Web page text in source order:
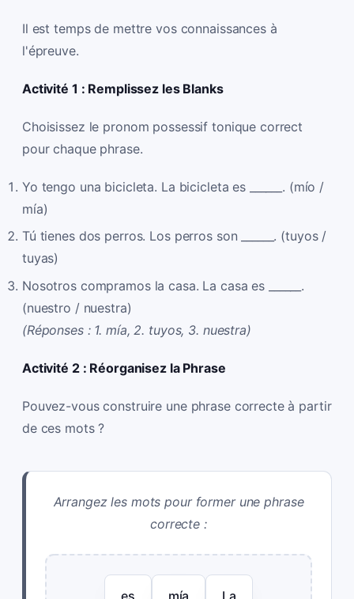
Il est temps de mettre vos connaissances à
l'épreuve.
Activité 1 : Remplissez les Blanks
Choisissez le pronom possessif tonique correct
pour chaque phrase.
Yo tengo una bicicleta. La bicicleta es ______. (mío /
mía)
Tú tienes dos perros. Los perros son ______. (tuyos /
tuyas)
Nosotros compramos la casa. La casa es ______.
(nuestro / nuestra)
(Réponses : 1. mía, 2. tuyos, 3. nuestra)
Activité 2 : Réorganisez la Phrase
Pouvez-vous construire une phrase correcte à partir
de ces mots ?
Arrangez les mots pour former une phrase
correcte :
es mía La